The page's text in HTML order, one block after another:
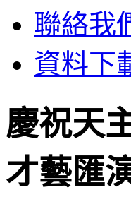
聯絡我
資料下
慶祝天
才藝匯